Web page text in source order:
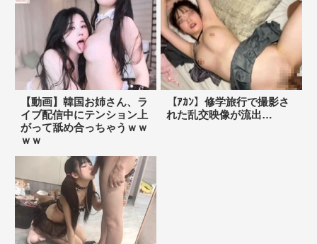
【動画】韓国お姉さん、ラ
イブ配信中にテンション上
がって舐め合っちゃうｗｗ
ｗｗ
【ｱｶﾝ】修学旅行で撮影さ
れた乱交映像が流出…